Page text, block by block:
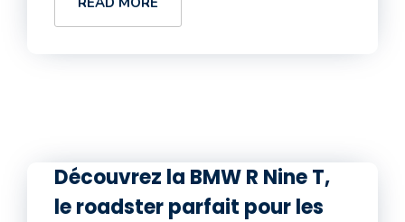
Découvrez la BMW R Nine T,
le roadster parfait pour les